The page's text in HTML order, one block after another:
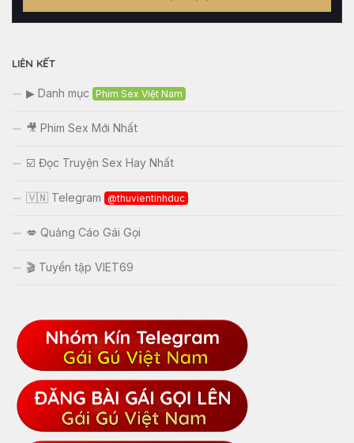
khảo
LIÊN KẾT
▶ Danh mục Phim Sex Việt Nam
🎥 Phim Sex Mới Nhất
☑️ Đọc Truyện Sex Hay Nhất
🇻🇳 Telegram @thuvientinhduc
💋 Quảng Cáo Gái Gọi
🎬 Tuyển tập VIET69